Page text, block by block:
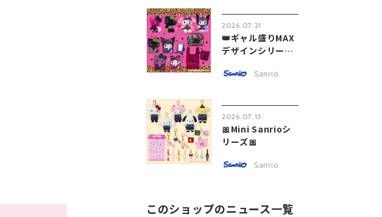
2026.07.21
👑ギャル盛りMAX
デザインシリーズ
Sanrio
2026.07.13
🎀Mini Sanrioシ
リーズ🎀
Sanrio
このショップのニュース一覧